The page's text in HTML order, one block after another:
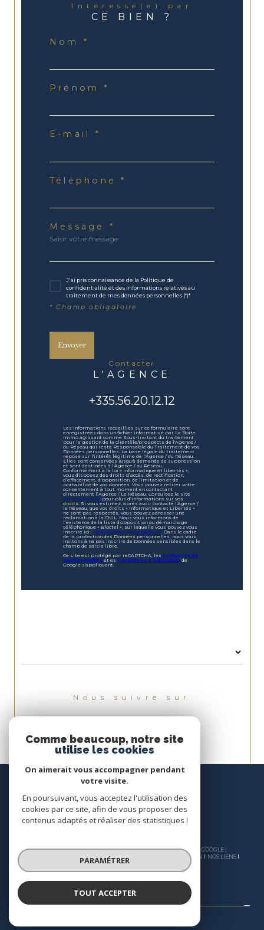
Intéressé(e) par
CE BIEN ?
Nom *
Prénom *
E-mail *
Téléphone *
Message *
J'ai pris connaissance de la Politique de
confidentialité et des informations relatives au
traitement de mes données personnelles (*)*
* Champ obligatoire
Envoyer
contacter
L'AGENCE
+335.56.20.12.12
Les informations recueillies sur ce formulaire sont
enregistrées dans un fichier informatisé par La Boite
Immo agissant comme Sous-traitant du traitement
pour la gestion de la clientèle/prospects de l'Agence /
du Réseau qui reste Responsable du Traitement de vos
Données personnelles. La base légale du traitement
repose sur l'intérêt légitime de l'Agence / du Réseau.
Elles sont conservées jusqu'à demande de suppression
et sont destinées à l'Agence / au Réseau.
Conformément à la loi « informatique et libertés »,
vous disposez des droits d’accès, de rectification,
d’effacement, d’opposition, de limitation et de
portabilité de vos données. Vous pouvez retirer votre
consentement à tout moment en contactant
directement l’Agence / Le Réseau. Consultez le site
https://cnil.fr/fr pour plus d’informations sur vos
droits. Si vous estimez, après avoir contacté l'Agence /
le Réseau, que vos droits « Informatique et Libertés »
ne sont pas respectés, vous pouvez adresser une
réclamation à la CNIL. Nous vous informons de
l’existence de la liste d'opposition au démarchage
téléphonique « Bloctel », sur laquelle vous pouvez vous
inscrire ici : https://www.bloctel.gouv.fr . Dans le cadre
de la protection des Données personnelles, nous vous
invitons à ne pas inscrire de Données sensibles dans le
champ de saisie libre.
Ce site est protégé par reCAPTCHA, lesPolitiques de
Confidentialité et esConditions d'utilisationde
Google s'appliquent.
Nous suivre sur
© 2026 | TOUS DROITS RÉSERVÉS | TRADUCTION POWERED BY GOOGLE |
PLAN DU SITE MENTIONS LÉGALES ADMIN
NOS LIENS
POLITIQUE RGPD
Comme beaucoup, notre site
utilise les cookies
On aimerait vous accompagner pendant
votre visite.
En poursuivant, vous acceptez l'utilisation des
cookies par ce site, afin de vous proposer des
contenus adaptés et réaliser des statistiques !
PARAMÉTRER
TOUT ACCEPTER